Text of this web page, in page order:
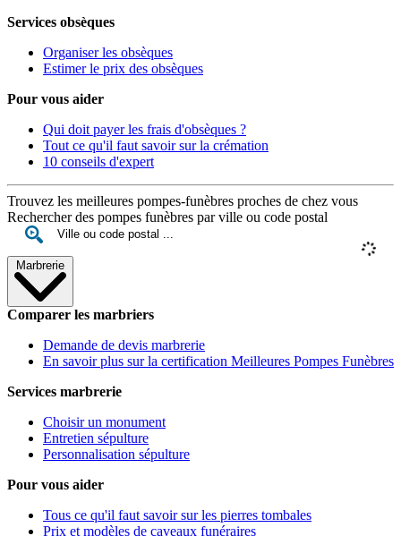
Services obsèques
Organiser les obsèques
Estimer le prix des obsèques
Pour vous aider
Qui doit payer les frais d'obsèques ?
Tout ce qu'il faut savoir sur la crémation
10 conseils d'expert
Trouvez les meilleures pompes-funèbres proches de chez vous
Rechercher des pompes funèbres par ville ou code postal
Marbrerie
Comparer les marbriers
Demande de devis marbrerie
En savoir plus sur la certification Meilleures Pompes Funèbres
Services marbrerie
Choisir un monument
Entretien sépulture
Personnalisation sépulture
Pour vous aider
Tous ce qu'il faut savoir sur les pierres tombales
Prix et modèles de caveaux funéraires